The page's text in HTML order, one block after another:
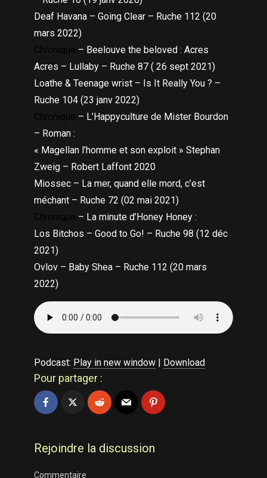
Deaf Havana – Going Clear – Ruche 112 (20
mars 2022)
– Beelouve the beloved : Acres
Acres – Lullaby – Ruche 87 ( 26 sept 2021)
Loathe & Teenage wrist – Is It Really You ? –
Ruche 104 (23 janv 2022)
– L’Happyculture de Mister Bourdon
– Roman :
« Magellan l’homme et son exploit » Stephan
Zweig – Robert Laffont 2020
Miossec – La mer, quand elle mord, c’est
méchant – Ruche 72 (02 mai 2021)
– La minute d’Honey Honey :
Los Bitchos – Good to Go! – Ruche 98 (12 déc
2021)
Ovlov – Baby Shea – Ruche 112 (20 mars
2022)
Podcast: Play in new window | Download
Pour partager :
Rejoindre la discussion
Commentaire